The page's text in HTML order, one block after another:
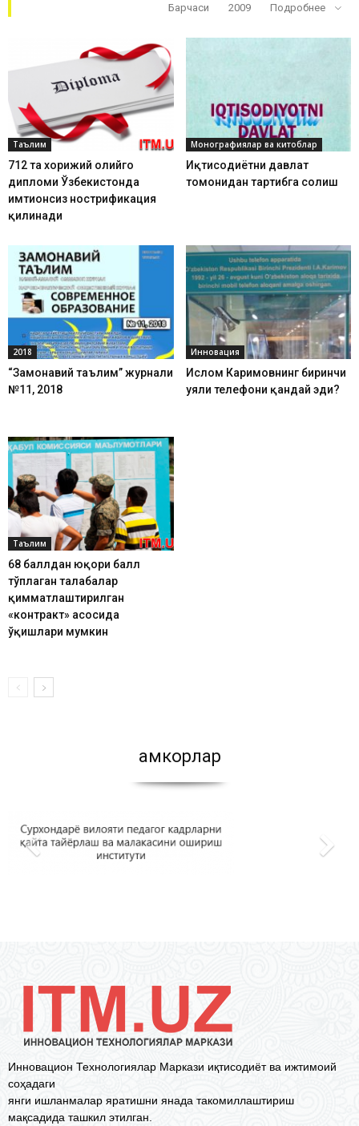
Барчаси 2009 Подробнее
Таълим
712 та хорижий олийгоҳ
дипломи Ўзбекистонда
имтиҳонсиз нострификация
қилинади
Монографиялар ва китоблар
Иқтисодиётни давлат
томонидан тартибга солиш
2018
“Замонавий таълим” журнали
№11, 2018
Инновация
Ислом Каримовнинг биринчи
уяли телефони қандай эди?
Таълим
68 баллдан юқори балл
тўплаган талабалар
қимматлаштирилган
«контракт» асосида
ўқишлари мумкин
Ҳамкорлар
Инновацион Технологиялар Маркази иқтисодиёт ва ижтимоий
соҳадаги
янги ишланмалар яратишни янада такомиллаштириш
мақсадида ташкил этилган.